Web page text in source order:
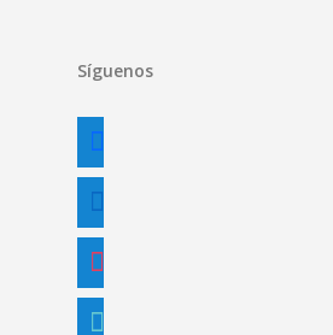
Síguenos
facebook
linkedin
instagram
tiktok